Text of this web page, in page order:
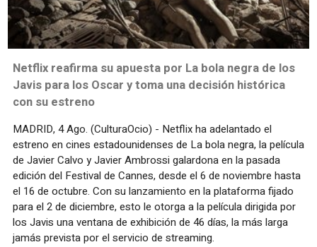
Netflix reafirma su apuesta por La bola negra de los
Javis para los Oscar y toma una decisión histórica
con su estreno
MADRID, 4 Ago. (CulturaOcio) - Netflix ha adelantado el
estreno en cines estadounidenses de La bola negra, la película
de Javier Calvo y Javier Ambrossi galardona en la pasada
edición del Festival de Cannes, desde el 6 de noviembre hasta
el 16 de octubre. Con su lanzamiento en la plataforma fijado
para el 2 de diciembre, esto le otorga a la película dirigida por
los Javis una ventana de exhibición de 46 días, la más larga
jamás prevista por el servicio de streaming.